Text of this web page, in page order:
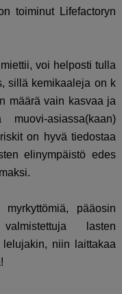
toiminut Lifefactoryn
voi helposti tulla
sillä kemikaaleja on k
määrä vain kasvaa ja
asiassa(kaan)
on hyvä tiedostaa
elinympäistö edes
pääosin
lasten
niin laittakaa